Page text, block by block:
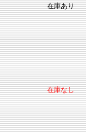
在庫あり
在庫なし